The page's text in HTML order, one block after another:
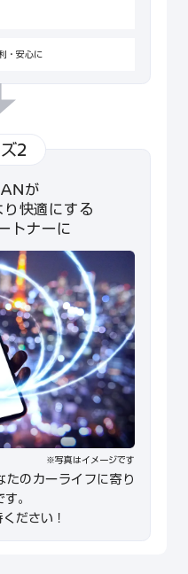
・安心に
2
が
快適にする
トナーに
※写真はイメージです
のカーライフに寄り
。
ださい！